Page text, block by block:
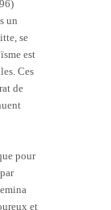
un
se
est
Ces
de
pour
et